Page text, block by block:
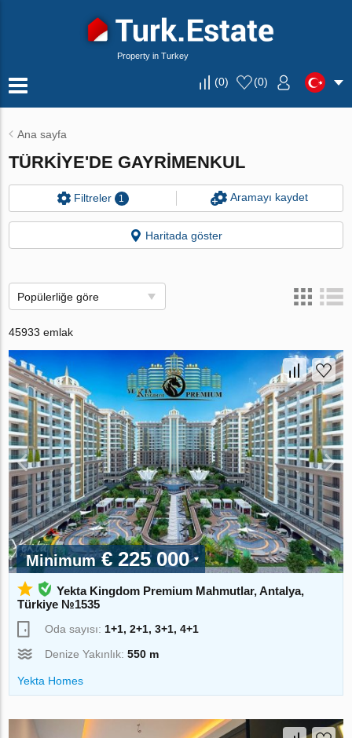
Property in Turkey
(0) (0)
Ana sayfa
TÜRKIYE'DE GAYRIMENKUL
Filtreler 1 Aramayı kaydet
Haritada göster
Popülerliğe göre
45933 emlak
Minimum€ 225 000
Yekta Kingdom Premium Mahmutlar, Antalya,
Türkiye №1535
Oda sayısı: 1+1, 2+1, 3+1, 4+1
Denize Yakınlık:550 m
Yekta Homes